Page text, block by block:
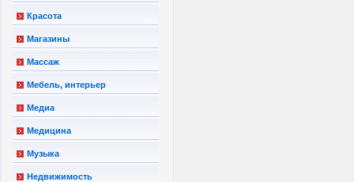
Красота
Магазины
Массаж
Мебель, интерьер
Медиа
Медицина
Музыка
Недвижимость